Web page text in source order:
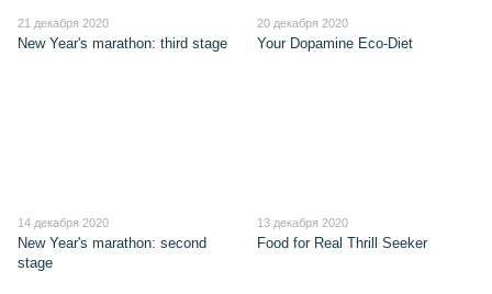
21 декабря 2020
New Year's marathon: third stage
20 декабря 2020
Your Dopamine Eco-Diet
14 декабря 2020
New Year's marathon: second
stage
13 декабря 2020
Food for Real Thrill Seeker